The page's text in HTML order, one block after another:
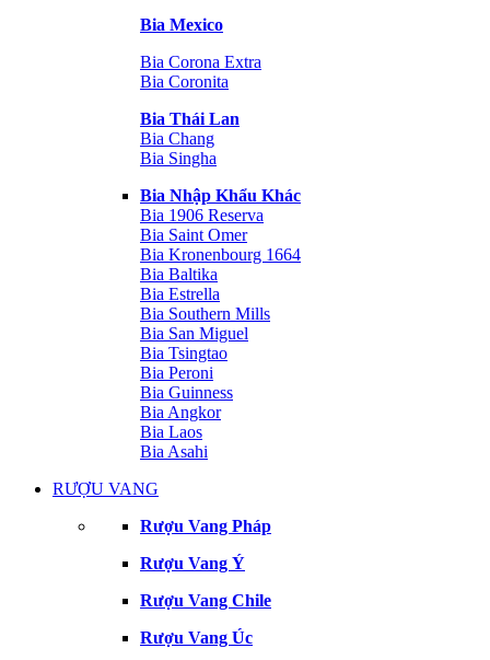
Bia Mexico
Bia Corona Extra
Bia Coronita
Bia Thái Lan
Bia Chang
Bia Singha
Bia Nhập Khẩu Khác
Bia 1906 Reserva
Bia Saint Omer
Bia Kronenbourg 1664
Bia Baltika
Bia Estrella
Bia Southern Mills
Bia San Miguel
Bia Tsingtao
Bia Peroni
Bia Guinness
Bia Angkor
Bia Laos
Bia Asahi
RƯỢU VANG
Rượu Vang Pháp
Rượu Vang Ý
Rượu Vang Chile
Rượu Vang Úc